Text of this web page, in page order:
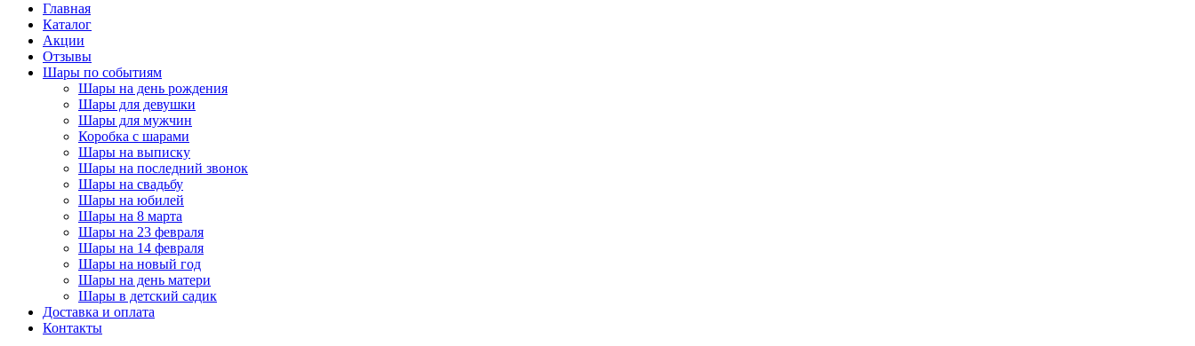
Главная
Каталог
Акции
Отзывы
Шары по событиям
Шары на день рождения
Шары для девушки
Шары для мужчин
Коробка с шарами
Шары на выписку
Шары на последний звонок
Шары на свадьбу
Шары на юбилей
Шары на 8 марта
Шары на 23 февраля
Шары на 14 февраля
Шары на новый год
Шары на день матери
Шары в детский садик
Доставка и оплата
Контакты